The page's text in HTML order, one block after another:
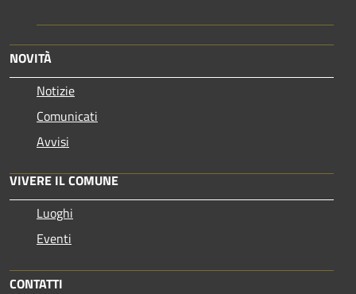
NOVITÀ
Notizie
Comunicati
Avvisi
VIVERE IL COMUNE
Luoghi
Eventi
CONTATTI